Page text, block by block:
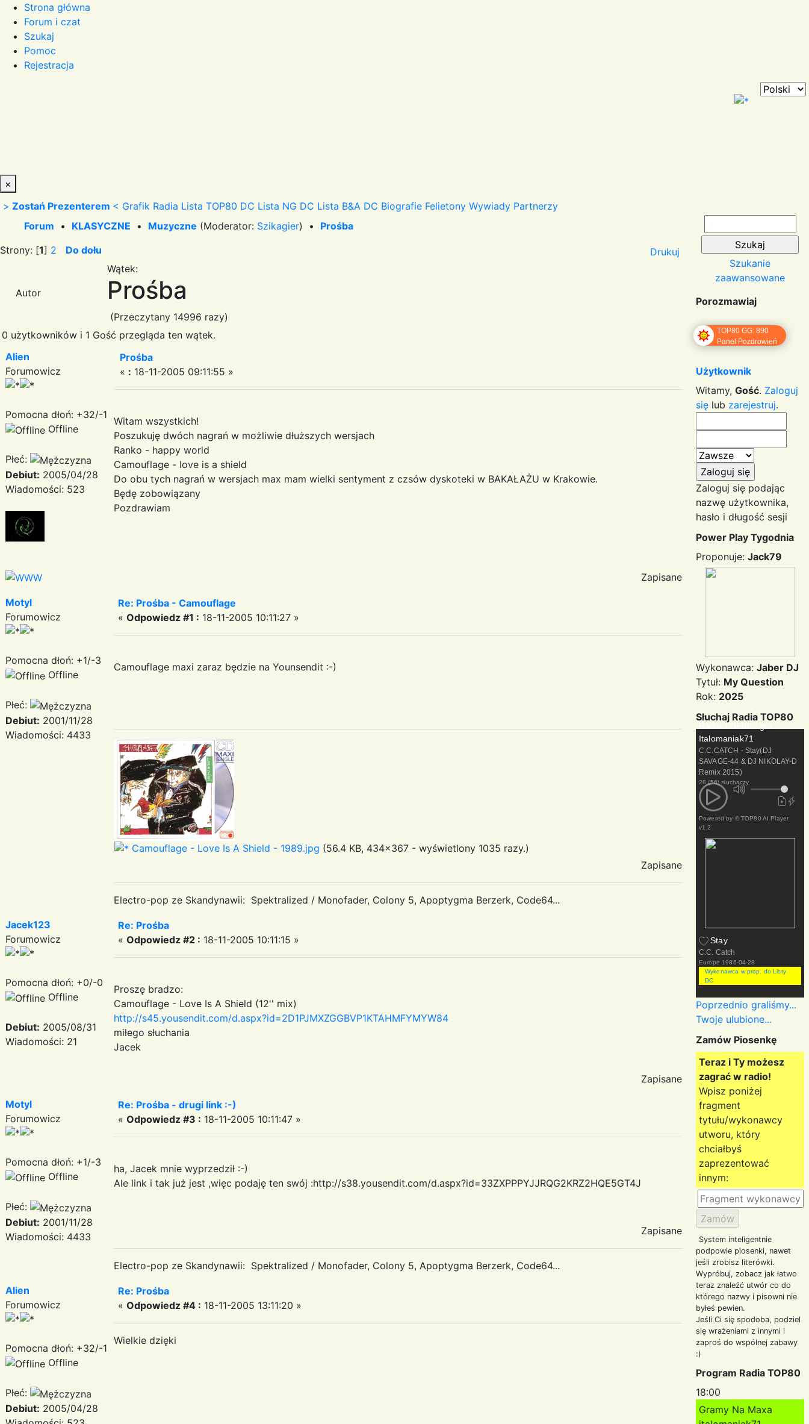
Strona główna
Forum i czat
Szukaj
Pomoc
Rejestracja
×
> Zostań Prezenterem < Grafik Radia Lista TOP80 DC Lista NG DC Lista B&A DC Biografie Felietony Wywiady Partnerzy
Forum • KLASYCZNE • Muzyczne (Moderator: Szikagier) • Prośba
Strony: [1] 2 Do dołu Drukuj
Autor
Wątek:
Prośba
(Przeczytany 14996 razy)
0 użytkowników i 1 Gość przegląda ten wątek.
Alien
Forumowicz
Pomocna dłoń: +32/-1
Offline
Płeć:
Debiut: 2005/04/28
Wiadomości: 523
Prośba
« : 18-11-2005 09:11:55 »
Witam wszystkich!
Poszukuję dwóch nagrań w możliwie dłuższych wersjach
Ranko - happy world
Camouflage - love is a shield
Do obu tych nagrań w wersjach max mam wielki sentyment z czsów dyskoteki w BAKAŁAŻU w Krakowie.
Będę zobowiązany
Pozdrawiam
Zapisane
Motyl
Forumowicz
Pomocna dłoń: +1/-3
Offline
Płeć:
Debiut: 2001/11/28
Wiadomości: 4433
Re: Prośba - Camouflage
« Odpowiedz #1 : 18-11-2005 10:11:27 »
Camouflage maxi zaraz będzie na Younsendit :-)
Camouflage - Love Is A Shield - 1989.jpg (56.4 KB, 434x367 - wyświetlony 1035 razy.)
Zapisane
Electro-pop ze Skandynawii: Spektralized / Monofader, Colony 5, Apoptygma Berzerk, Code64...
Jacek123
Forumowicz
Pomocna dłoń: +0/-0
Offline
Debiut: 2005/08/31
Wiadomości: 21
Re: Prośba
« Odpowiedz #2 : 18-11-2005 10:11:15 »
Proszę bradzo:
Camouflage - Love Is A Shield (12'' mix)
http://s45.yousendit.com/d.aspx?id=2D1PJMXZGGBVP1KTAHMFYMYW84
miłego słuchania
Jacek
Zapisane
Motyl
Forumowicz
Pomocna dłoń: +1/-3
Offline
Płeć:
Debiut: 2001/11/28
Wiadomości: 4433
Re: Prośba - drugi link :-)
« Odpowiedz #3 : 18-11-2005 10:11:47 »
ha, Jacek mnie wyprzedził :-)
Ale link i tak już jest ,więc podaję ten swój :http://s38.yousendit.com/d.aspx?id=33ZXPPPYJJRQG2KRZ2HQE5GT4J
Zapisane
Electro-pop ze Skandynawii: Spektralized / Monofader, Colony 5, Apoptygma Berzerk, Code64...
Alien
Forumowicz
Pomocna dłoń: +32/-1
Offline
Płeć:
Debiut: 2005/04/28
Re: Prośba
« Odpowiedz #4 : 18-11-2005 13:11:20 »
Wielkie dzięki
Szukanie
zaawansowane
Porozmawiaj
TOP80 GG: 890
Panel Pozdrowień
Użytkownik
Witamy, Gość. Zaloguj
się lub zarejestruj.
Zaloguj się podając
nazwę użytkownika,
hasło i długość sesji
Power Play Tygodnia
Proponuje: Jack79
Wykonawca: Jaber DJ
Tytuł: My Question
Rok: 2025
Słuchaj Radia TOP80
Radio TOP80 - gra
Italomaniak71
C.C.CATCH - Stay(DJ
SAVAGE-44 & DJ NIKOLAY-D
Remix 2015)
28 (56) słuchaczy
Powered by © TOP80 AI Player
v1.2
Stay
C.C. Catch
Europe 1986-04-28
Wykonawca w prop. do Listy
DC
Poprzednio graliśmy...
Twoje ulubione...
Zamów Piosenkę
Teraz i Ty możesz
zagrać w radio!
Wpisz poniżej
fragment
tytułu/wykonawcy
utworu, który
chciałbyś
zaprezentować
innym:
System inteligentnie
podpowie piosenki, nawet
jeśli zrobisz literówki.
Wypróbuj, zobacz jak łatwo
teraz znaleźć utwór co do
którego nazwy i pisowni nie
byłeś pewien.
Jeśli Ci się spodoba, podziel
się wrażeniami z innymi i
zaproś do wspólnej zabawy
:)
Program Radia TOP80
18:00
Gramy Na Maxa